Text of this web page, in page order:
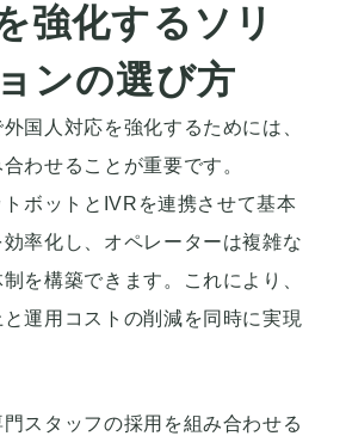
強化するソリ
ンの選び方
国人対応を強化するためには、
わせることが重要です。
ボットとIVRを連携させて基本
率化し、オペレーターは複雑な
を構築できます。これにより、
運用コストの削減を同時に実現
スタッフの採用を組み合わせる